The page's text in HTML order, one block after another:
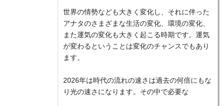
世界の情勢なども大きく変化し、それに伴った
アナタのさまざまな生活の変化、環境の変化、
また運気の変化も大きく起こる時期です。運気
が変わるということは変化のチャンスでもあり
ます。
2026年は時代の流れの速さは過去の何倍にもな
り光の速さになります。その中で必要な